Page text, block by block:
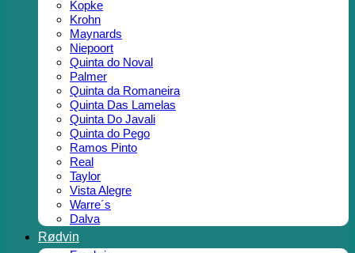
Kopke
Krohn
Maynards
Niepoort
Quinta do Noval
Palmer
Quinta da Romaneira
Quinta Das Lamelas
Quinta Do Javali
Quinta do Pego
Ramos Pinto
Real
Taylor
Vista Alegre
Warre´s
Dalva
Rødvin